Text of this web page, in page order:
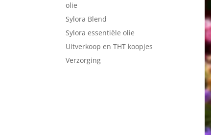
olie
Sylora Blend
Sylora essentiële olie
Uitverkoop en THT koopjes
Verzorging